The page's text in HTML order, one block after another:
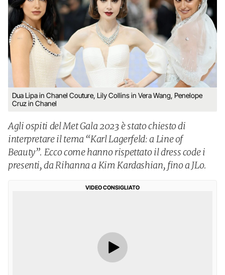
Dua Lipa in Chanel Couture, Lily Collins in Vera Wang, Penelope
Cruz in Chanel
Agli ospiti del Met Gala 2023 è stato chiesto di
interpretare il tema “Karl Lagerfeld: a Line of
Beauty”. Ecco come hanno rispettato il dress code i
presenti, da Rihanna a Kim Kardashian, fino a JLo.
VIDEO CONSIGLIATO